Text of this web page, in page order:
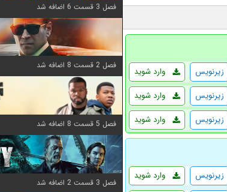
وارد شوید
زیرنویس
وارد شوید
زیرنویس
وارد شوید زیرنویس
وارد شوید
زیرنویس
فصل 3 قسمت 6 اضافه شد
فصل 2 قسمت 8 اضافه شد
فصل 5 قسمت 8 اضافه شد
فصل 3 قسمت 2 اضافه شد